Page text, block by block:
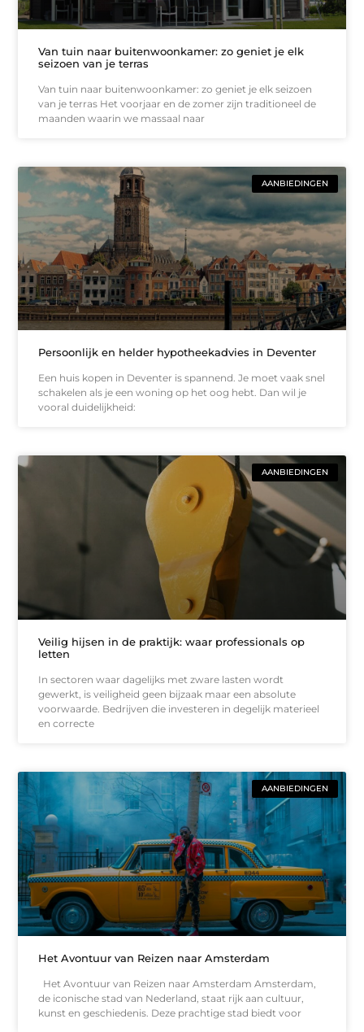
Van tuin naar buitenwoonkamer: zo geniet je elk
seizoen van je terras
Van tuin naar buitenwoonkamer: zo geniet je elk seizoen
van je terras Het voorjaar en de zomer zijn traditioneel de
maanden waarin we massaal naar
AANBIEDINGEN
Persoonlijk en helder hypotheekadvies in Deventer
Een huis kopen in Deventer is spannend. Je moet vaak snel
schakelen als je een woning op het oog hebt. Dan wil je
vooral duidelijkheid:
AANBIEDINGEN
Veilig hijsen in de praktijk: waar professionals op
letten
In sectoren waar dagelijks met zware lasten wordt
gewerkt, is veiligheid geen bijzaak maar een absolute
voorwaarde. Bedrijven die investeren in degelijk materieel
en correcte
AANBIEDINGEN
Het Avontuur van Reizen naar Amsterdam
Het Avontuur van Reizen naar Amsterdam Amsterdam,
de iconische stad van Nederland, staat rijk aan cultuur,
kunst en geschiedenis. Deze prachtige stad biedt voor